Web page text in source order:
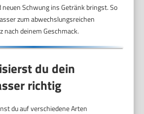
Schwung ins Getränk bringst. So
zum abwechslungsreichen
nach deinem Geschmack.
du dein
richtig
du auf verschiedene Arten